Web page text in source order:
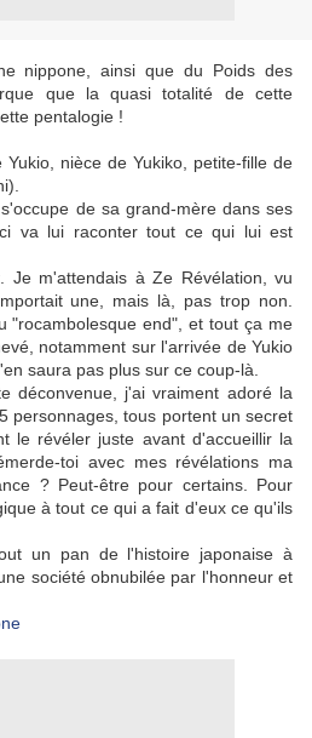
nippone, ainsi que du Poids des
que la quasi totalité de cette
pentalogie !
nièce de Yukiko, petite-fille de
de sa grand-mère dans ses
va lui raconter tout ce qui lui est
Je m'attendais à Ze Révélation, vu
une, mais là, pas trop non.
"rocambolesque end", et tout ça me
notamment sur l'arrivée de Yukio
saura pas plus sur ce coup-là.
déconvenue, j'ai vraiment adoré la
personnages, tous portent un secret
le révéler juste avant d'accueillir la
toi avec mes révélations ma
? Peut-être pour certains. Pour
à tout ce qui a fait d'eux ce qu'ils
un pan de l'histoire japonaise à
société obnubilée par l'honneur et